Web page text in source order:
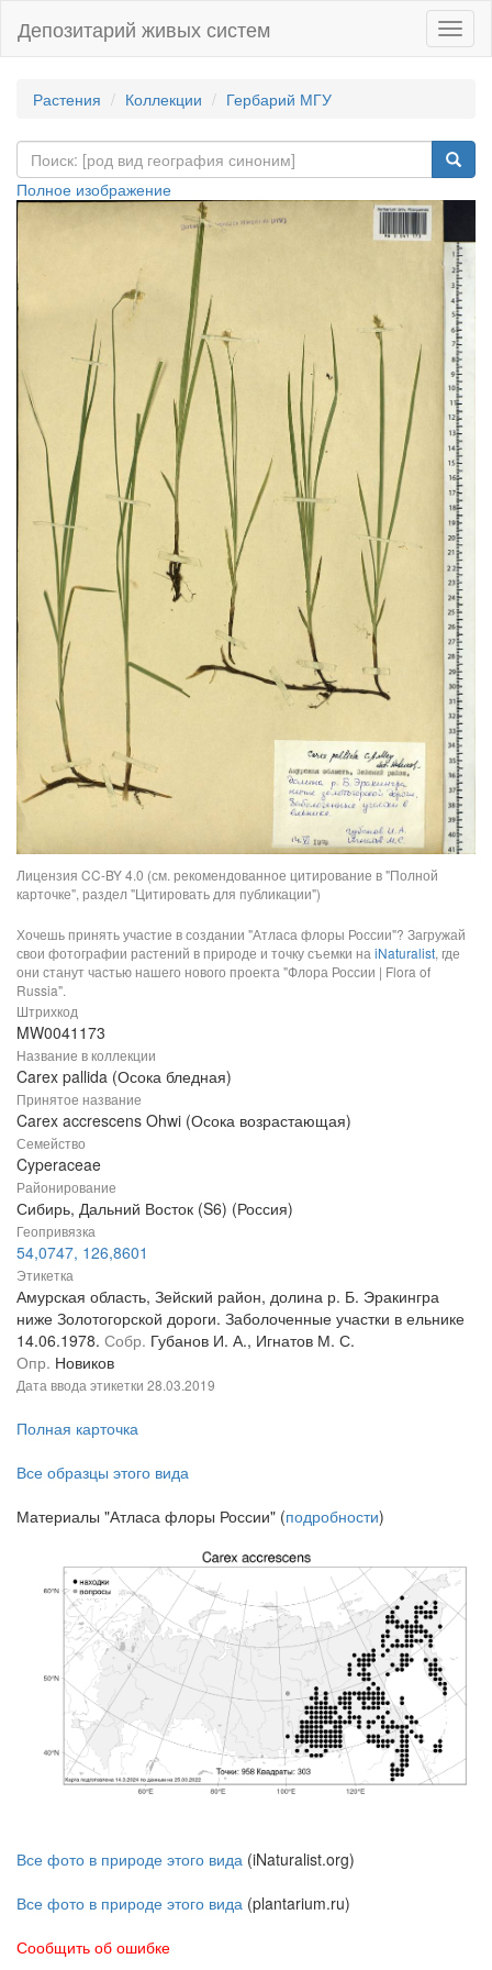
Депозитарий живых систем
Растения Коллекции Гербарий МГУ
Полное изображение
Лицензия CC-BY 4.0 (см. рекомендованное цитирование в "Полной
карточке", раздел "Цитировать для публикации")
Хочешь принять участие в создании "Атласа флоры России"? Загружай
свои фотографии растений в природе и точку съемки на iNaturalist, где
они станут частью нашего нового проекта "Флора России | Flora of
Russia".
Штрихкод
MW0041173
Название в коллекции
Carex pallida (Осока бледная)
Принятое название
Carex accrescens Ohwi (Осока возрастающая)
Семейство
Cyperaceae
Районирование
Сибирь, Дальний Восток (S6) (Россия)
Геопривязка
54,0747, 126,8601
Этикетка
Амурская область, Зейский район, долина р. Б. Эракингра
ниже Золотогорской дороги. Заболоченные участки в ельнике
14.06.1978. Собр. Губанов И. А., Игнатов М. С.
Опр. Новиков
Дата ввода этикетки 28.03.2019
Полная карточка
Все образцы этого вида
Материалы "Атласа флоры России" (подробности)
Все фото в природе этого вида (iNaturalist.org)
Все фото в природе этого вида (plantarium.ru)
Сообщить об ошибке